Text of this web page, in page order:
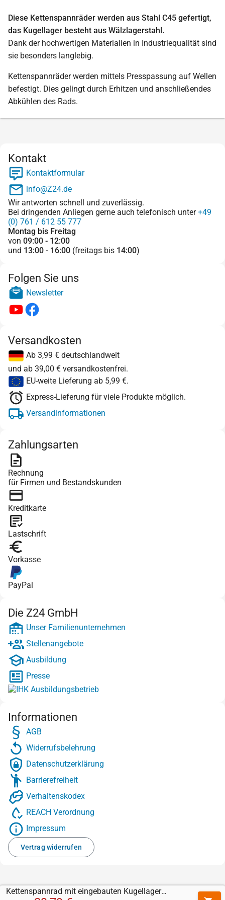
Kettenspannrad mit eingebauten Kugellager 16B-1 / 12 Zähne
Diese Kettenspannräder werden aus Stahl C45 gefertigt,
das Kugellager besteht aus Wälzlagerstahl.
Dank der hochwertigen Materialien in Industriequalität sind
sie besonders langlebig.
Kettenspannräder werden mittels Presspassung auf Wellen
befestigt. Dies gelingt durch Erhitzen und anschließendes
Abkühlen des Rads.
Kontakt
Kontaktformular
info@Z24.de
Wir antworten schnell und zuverlässig.
Bei dringenden Anliegen gerne auch telefonisch unter+49
(0) 761 / 612 55 777
Montag bis Freitag
von 09:00 - 12:00
und 13:00 - 16:00 (freitags bis 14:00)
Folgen Sie uns
Newsletter
Versandkosten
Ab 3,99 € deutschlandweit
und ab 39,00 € versandkostenfrei.
EU-weite Lieferung ab 5,99 €.
Express-Lieferung für viele Produkte möglich.
Versandinformationen
Zahlungsarten
Rechnung
für Firmen und Bestandskunden
Kreditkarte
Lastschrift
Vorkasse
PayPal
Die Z24 GmbH
Unser Familienunternehmen
Stellenangebote
Ausbildung
Presse
Informationen
AGB
Widerrufsbelehrung
Datenschutzerklärung
Barrierefreiheit
Verhaltenskodex
REACH Verordnung
Impressum
Vertrag widerrufen